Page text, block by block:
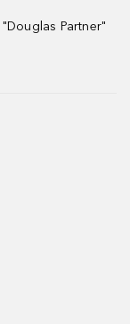
Partner"